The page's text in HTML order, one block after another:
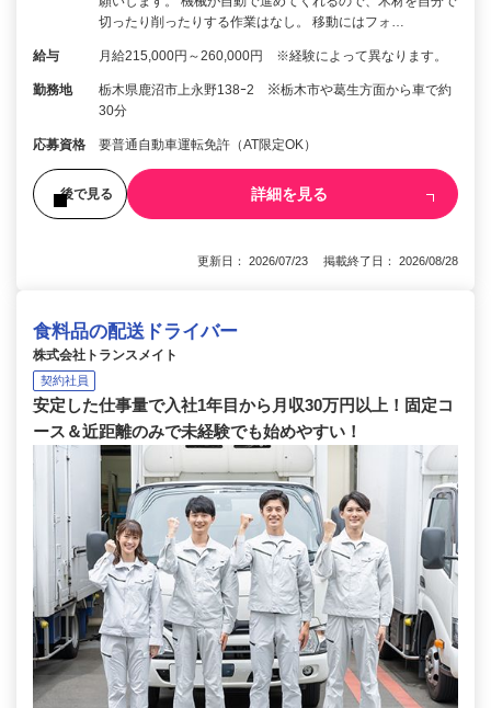
切ったり削ったりする作業はなし。 移動にはフォ…
給与 月給215,000円～260,000円 ※経験によって異なります。
勤務地
栃木県鹿沼市上永野138ｰ2 ※栃木市や葛生方面から車で約
30分
応募資格 要普通自動車運転免許（AT限定OK）
後で見る 詳細を見る
更新日： 2026/07/23 掲載終了日： 2026/08/28
食料品の配送ドライバー
株式会社トランスメイト
契約社員
安定した仕事量で入社1年目から月収30万円以上！固定コ
ース＆近距離のみで未経験でも始めやすい！